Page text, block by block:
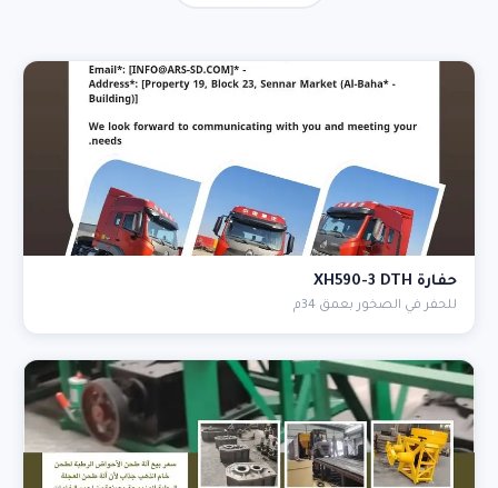
حفارة XH590-3 DTH
للحفر في الصخور بعمق 34م